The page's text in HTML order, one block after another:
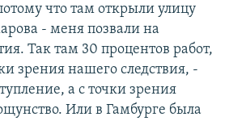
что там открыли улицу
- меня позвали на
Так там 30 процентов работ,
зрения нашего следствия, -
а с точки зрения
Или в Гамбурге была